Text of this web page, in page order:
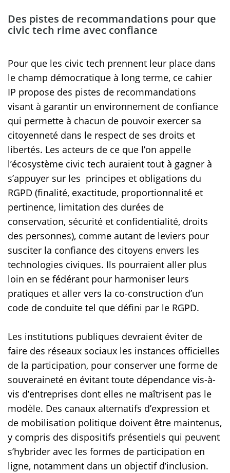
Des pistes de recommandations pour que
civic tech rime avec confiance
Pour que les civic tech prennent leur place dans
le champ démocratique à long terme, ce cahier
IP propose des pistes de recommandations
visant à garantir un environnement de confiance
qui permette à chacun de pouvoir exercer sa
citoyenneté dans le respect de ses droits et
libertés. Les acteurs de ce que l’on appelle
l’écosystème civic tech auraient tout à gagner à
s’appuyer sur les principes et obligations du
RGPD (finalité, exactitude, proportionnalité et
pertinence, limitation des durées de
conservation, sécurité et confidentialité, droits
des personnes), comme autant de leviers pour
susciter la confiance des citoyens envers les
technologies civiques. Ils pourraient aller plus
loin en se fédérant pour harmoniser leurs
pratiques et aller vers la co-construction d’un
code de conduite tel que défini par le RGPD.
Les institutions publiques devraient éviter de
faire des réseaux sociaux les instances officielles
de la participation, pour conserver une forme de
souveraineté en évitant toute dépendance vis-à-
vis d’entreprises dont elles ne maîtrisent pas le
modèle. Des canaux alternatifs d’expression et
de mobilisation politique doivent être maintenus,
y compris des dispositifs présentiels qui peuvent
s’hybrider avec les formes de participation en
ligne, notamment dans un objectif d’inclusion.